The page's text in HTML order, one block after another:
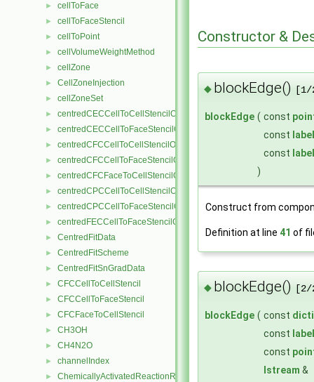
► cellToFace
► cellToFaceStencil
► cellToPoint
► cellVolumeWeightMethod
► cellZone
► CellZoneInjection
► cellZoneSet
► centredCECCellToCellStencilObject
► centredCECCellToFaceStencilObject
► centredCFCCellToCellStencilObject
► centredCFCCellToFaceStencilObject
► centredCFCFaceToCellStencilObject
► centredCPCCellToCellStencilObject
► centredCPCCellToFaceStencilObject
► centredFECCellToFaceStencilObject
► CentredFitData
► CentredFitScheme
► CentredFitSnGradData
► CFCCellToCellStencil
► CFCCellToFaceStencil
► CFCFaceToCellStencil
► CH3OH
► CH4N2O
► channelIndex
► ChemicallyActivatedReactionRate
Constructor &
◆ blockEdge() [1/
blockEdge ( const
const label
const label
)
Construct from
Definition at line 41 of
◆ blockEdge()
blockEdge ( const
const label
const
Istream &